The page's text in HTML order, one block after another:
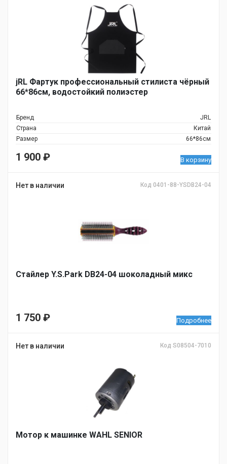
jRL Фартук профессиональный стилиста чёрный
66*86см, водостойкий полиэстер
Бренд
JRL
Страна
Китай
Размер
66*86см
1 900 ₽ В корзину
Нет в наличии Код 0401-88-YSDB24-04
Стайлер Y.S.Park DB24-04 шоколадный микс
1 750 ₽ Подробнее
Нет в наличии Код S08504-7010
Мотор к машинке WAHL SENIOR